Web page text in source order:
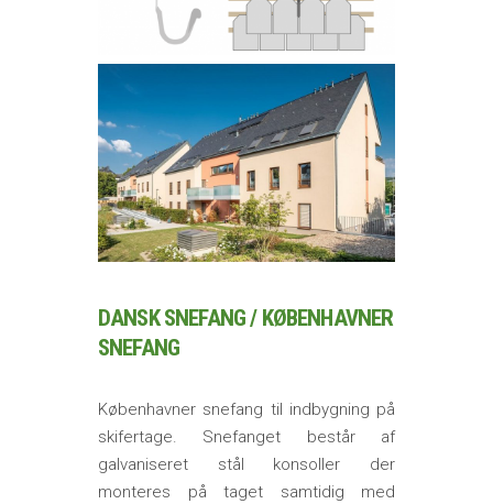
DANSK SNEFANG / KØBENHAVNER
SNEFANG
Københavner snefang til indbygning på
skifertage. Snefanget består af
galvaniseret stål konsoller der
monteres på taget samtidig med